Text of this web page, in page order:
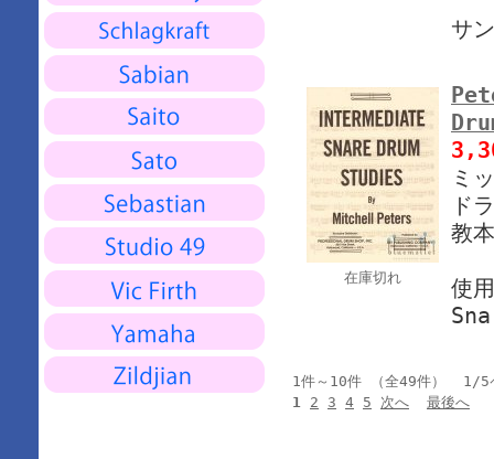
サ
在庫切れ
ミ
ド
教
使
1件～10件 （全49件） 1/5
1 2 3 4 5 次へ 最後へ